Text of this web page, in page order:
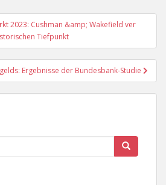
2023: Cushman &amp; Wakefield ver
Tiefpunkt
Ergebnisse der Bundesbank-Studie